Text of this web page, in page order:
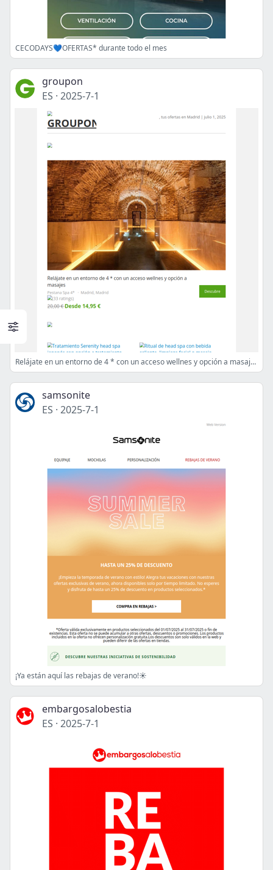
CECODAYS💙OFERTAS* durante todo el mes
groupon
ES · 2025-7-1
Relájate en un entorno de 4 * con un acceso wellnes y opción a masajes
samsonite
ES · 2025-7-1
¡Ya están aquí las rebajas de verano!☀️
embargosalobestia
ES · 2025-7-1